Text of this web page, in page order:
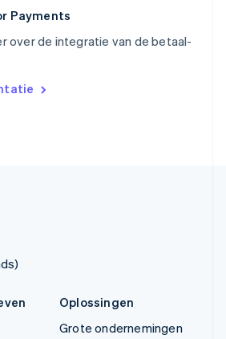
Payments
over de integratie van de betaal-
Oplossingen
Grote ondernemingen